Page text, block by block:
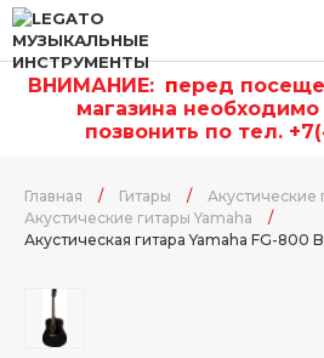
ВНИМАНИЕ: перед
магазина
позвонить по тел.
Главная / Гитары / Акустические
Акустические гитары Yamaha
/
Акустическая гитара Yamaha FG-800